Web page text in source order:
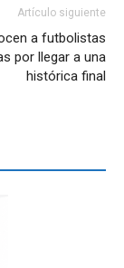
Artículo siguiente
a futbolistas
por llegar a una
histórica final